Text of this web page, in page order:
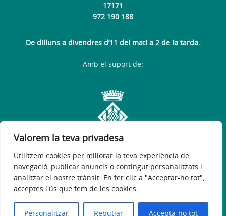
Valorem la teva privadesa
Utilitzem cookies per millorar la teva experiència de
navegació, publicar anuncis o contingut personalitzats i
analitzar el nostre trànsit. En fer clic a "Acceptar-ho tot",
acceptes l'ús que fem de les cookies.
Personalitzar Rebutjar Accepta-ho tot
17171
972 190 188
De dilluns a divendres d’11 del matí a 2 de la tarda.
Avís legal Política de privacitat
Amb el suport de: